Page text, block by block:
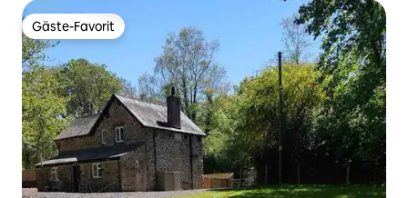
Gäste-Favorit
Gäste-Favorit